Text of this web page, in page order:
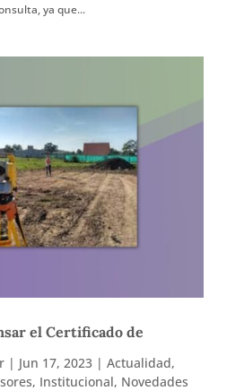
ya que...
el Certificado de
| Jun 17, 2023| Actualidad,
, Institucional, Novedades